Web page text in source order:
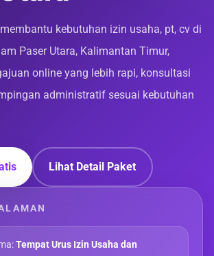
kebutuhan izin usaha, pt, cv di
Paser Utara, Kalimantan Timur,
online yang lebih rapi, konsultasi
administratif sesuai kebutuhan
Lihat Detail Paket
Tempat Urus Izin Usaha dan